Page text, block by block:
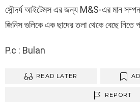
সৌন্দর্য আইটেমস এর জন্য M&S-এর মান
জিনিস গুলিকে এক ছাদের তলা থেকে বেছে নিতে
P.c : Bulan
READ LATER
REPORT